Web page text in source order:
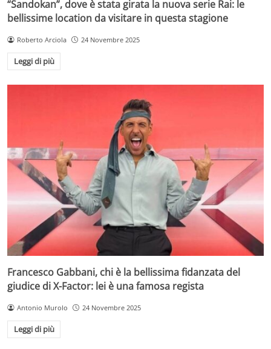
“Sandokan”, dove è stata girata la nuova serie Rai: le
bellissime location da visitare in questa stagione
Roberto Arciola 24 Novembre 2025
Leggi di più
Francesco Gabbani, chi è la bellissima fidanzata del
giudice di X-Factor: lei è una famosa regista
Antonio Murolo 24 Novembre 2025
Leggi di più